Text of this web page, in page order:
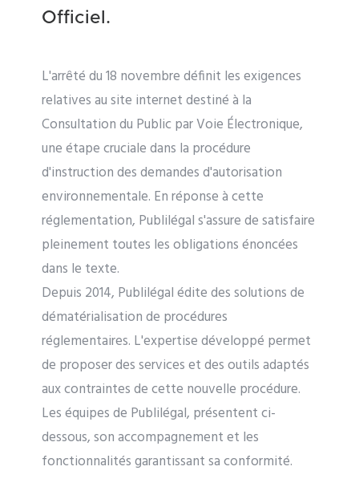
Officiel.
L'arrêté du 18 novembre définit les exigences
relatives au site internet destiné à la
Consultation du Public par Voie Électronique,
une étape cruciale dans la procédure
d'instruction des demandes d'autorisation
environnementale. En réponse à cette
réglementation, Publilégal s'assure de satisfaire
pleinement toutes les obligations énoncées
dans le texte.
Depuis 2014, Publilégal édite des solutions de
dématérialisation de procédures
réglementaires. L'expertise développé permet
de proposer des services et des outils adaptés
aux contraintes de cette nouvelle procédure.
Les équipes de Publilégal, présentent ci-
dessous, son accompagnement et les
fonctionnalités garantissant sa conformité.